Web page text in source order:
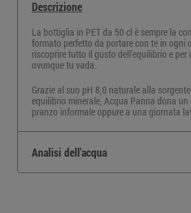
Descrizione
La bottiglia in PET da 50 cl è sempre la
formato perfetto da portare con te in ogni
riscoprire tutto il gusto dell’equilibrio e
ovunque tu vada.
Grazie al suo pH 8,0 naturale alla
equilibrio minerale, Acqua Panna dona
pranzo informale oppure a una giornata
Analisi dell'acqua